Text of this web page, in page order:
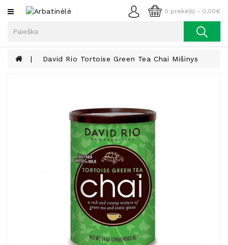
0 prekė(s) - 0,00€
Kategorijos
Kava
David Rio Tortoise Green Tea Chai Mišinys